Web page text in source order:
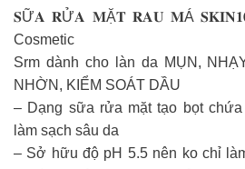
𝐒Ữ𝐀 𝐑Ử𝐀 𝐌Ặ𝐓 𝐑𝐀𝐔 𝐌Á
Cosmetic
Srm dành cho làn da MỤN,
NHỜN, KIỂM SOÁT DẦU
– Dạng sữa rửa mặt tạo bọt
làm sạch sâu da
– Sở hữu độ pH 5.5 nên ko chỉ